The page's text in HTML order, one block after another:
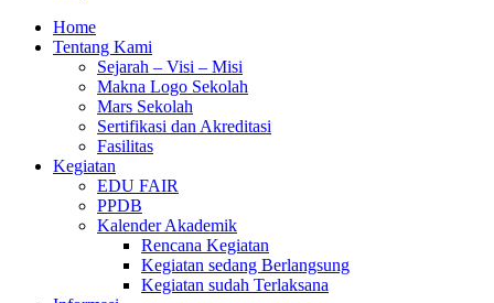
Home
Tentang Kami
Sejarah – Visi – Misi
Makna Logo Sekolah
Mars Sekolah
Sertifikasi dan Akreditasi
Fasilitas
Kegiatan
EDU FAIR
PPDB
Kalender Akademik
Rencana Kegiatan
Kegiatan sedang Berlangsung
Kegiatan sudah Terlaksana